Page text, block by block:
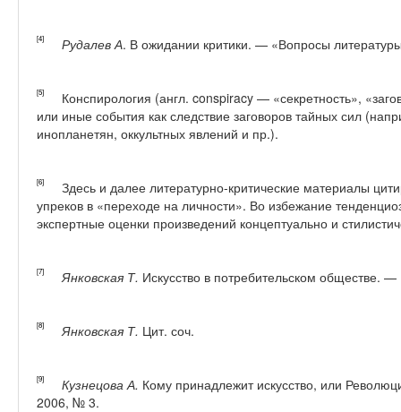
[4] РудалевА. В ожидании критики. — «Вопросы
[5]
Конспирология (англ. conspiracy — «секретность»,
или иные события как следствие заговоров тайных сил
инопланетян, оккультных явлений и пр.).
[6]
Здесь и далее литературно-критические материалы
упреков в «переходе на личности». Во избежание
экспертные оценки произведений концептуально и
[7] Янковская Т. Искусство в потребительском обществе.
[8] Янковская Т. Цит. соч.
[9] Кузнецова А. Кому принадлежит искусство, или
2006, № 3.